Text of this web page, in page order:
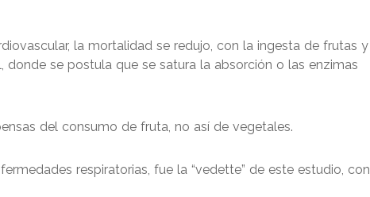
la mortalidad se redujo, con la ingesta de frutas y
donde se postula que se satura la absorción o las enzimas
del consumo de fruta, no así de vegetales.
respiratorias, fue la “vedette” de este estudio, con